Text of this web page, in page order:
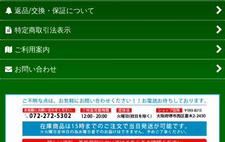
返品/交換・保証について
特定商取引法表示
ご利用案内
お問い合わせ